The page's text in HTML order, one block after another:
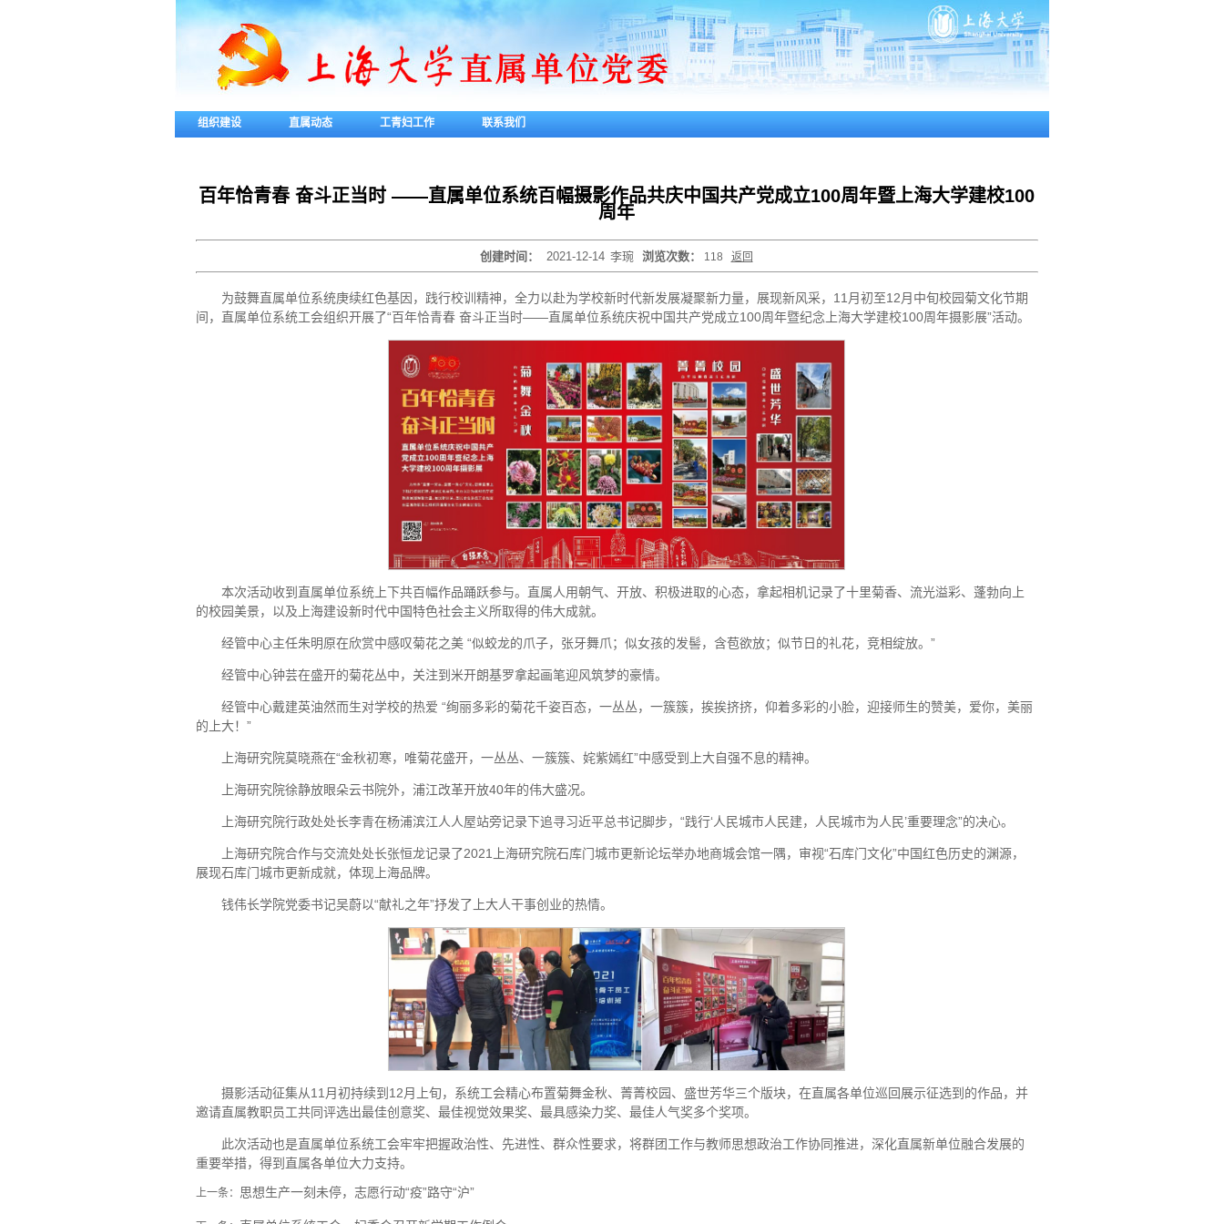
组织建设 直属动态 工青妇工作 联系我们
百年恰青春 奋斗正当时 ——直属单位系统百幅摄影作品共庆中国共产党成立100周年暨上海大学建校100
周年
创建时间： 2021-12-14 李琬 浏览次数： 118 返回
为鼓舞直属单位系统庚续红色基因，践行校训精神，全力以赴为学校新时代新发展凝聚新力量，展现新风采，11月初至12月中旬校园菊文化节期
间，直属单位系统工会组织开展了“百年恰青春 奋斗正当时——直属单位系统庆祝中国共产党成立100周年暨纪念上海大学建校100周年摄影展”活动。
本次活动收到直属单位系统上下共百幅作品踊跃参与。直属人用朝气、开放、积极进取的心态，拿起相机记录了十里菊香、流光溢彩、蓬勃向上
的校园美景，以及上海建设新时代中国特色社会主义所取得的伟大成就。
经管中心主任朱明原在欣赏中感叹菊花之美 “似蛟龙的爪子，张牙舞爪；似女孩的发髻，含苞欲放；似节日的礼花，竞相绽放。”
经管中心钟芸在盛开的菊花丛中，关注到米开朗基罗拿起画笔迎风筑梦的豪情。
经管中心戴建英油然而生对学校的热爱 “绚丽多彩的菊花千姿百态，一丛丛，一簇簇，挨挨挤挤，仰着多彩的小脸，迎接师生的赞美，爱你，美丽
的上大！”
上海研究院莫晓燕在“金秋初寒，唯菊花盛开，一丛丛、一簇簇、姹紫嫣红”中感受到上大自强不息的精神。
上海研究院徐静放眼朵云书院外，浦江改革开放40年的伟大盛况。
上海研究院行政处处长李青在杨浦滨江人人屋站旁记录下追寻习近平总书记脚步，“践行‘人民城市人民建，人民城市为人民’重要理念”的决心。
上海研究院合作与交流处处长张恒龙记录了2021上海研究院石库门城市更新论坛举办地商城会馆一隅，审视“石库门文化”中国红色历史的渊源，
展现石库门城市更新成就，体现上海品牌。
钱伟长学院党委书记吴蔚以“献礼之年”抒发了上大人干事创业的热情。
摄影活动征集从11月初持续到12月上旬，系统工会精心布置菊舞金秋、菁菁校园、盛世芳华三个版块，在直属各单位巡回展示征选到的作品，并
邀请直属教职员工共同评选出最佳创意奖、最佳视觉效果奖、最具感染力奖、最佳人气奖多个奖项。
此次活动也是直属单位系统工会牢牢把握政治性、先进性、群众性要求，将群团工作与教师思想政治工作协同推进，深化直属新单位融合发展的
重要举措，得到直属各单位大力支持。
上一条： 思想生产一刻未停，志愿行动“疫”路守“沪”